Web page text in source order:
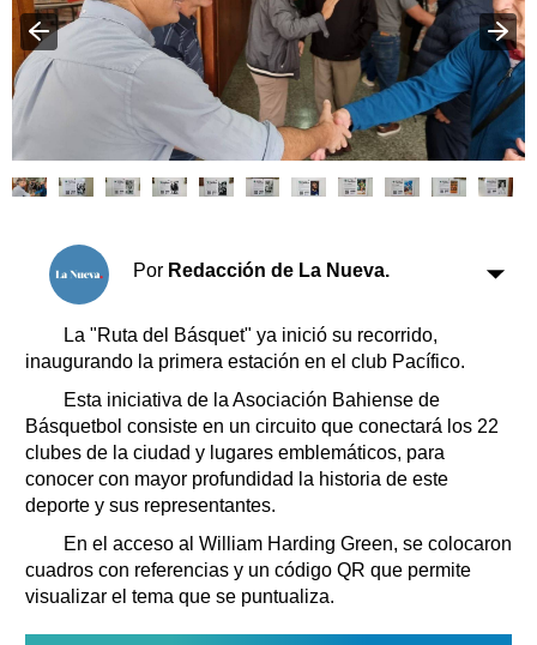
Turismo
Salud
Es viral
El tiempo
Cartón Lleno
Fúnebres
Horóscopo
Suplementos
Servicios
Farmacias
Transportes
Loterías
Datos Útiles
Fúnebres
Edictos
Por Redacción de La Nueva.
La "Ruta del Básquet" ya inició su recorrido,
inaugurando la primera estación en el club Pacífico.
Esta iniciativa de la Asociación Bahiense de
Básquetbol consiste en un circuito que conectará los 22
clubes de la ciudad y lugares emblemáticos, para
conocer con mayor profundidad la historia de este
deporte y sus representantes.
En el acceso al William Harding Green, se colocaron
cuadros con referencias y un código QR que permite
visualizar el tema que se puntualiza.